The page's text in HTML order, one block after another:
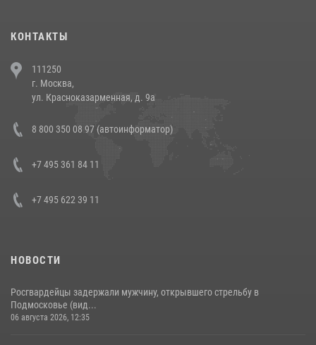
напавших на бригаду скорой помощи (видео)
14 июля 2026, 12:20
В Росгвардии прошла военно-научная конференция по обобщению
боевого опыта
КОНТАКТЫ
111250
г. Москва,
ул. Красноказарменная, д. 9а
8 800 350 08 97 (автоинформатор)
+7 495 361 84 11
+7 495 622 39 11
НОВОСТИ
Росгвардейцы задержали мужчину, открывшего стрельбу в
Подмосковье (вид...
06 августа 2026, 12:35